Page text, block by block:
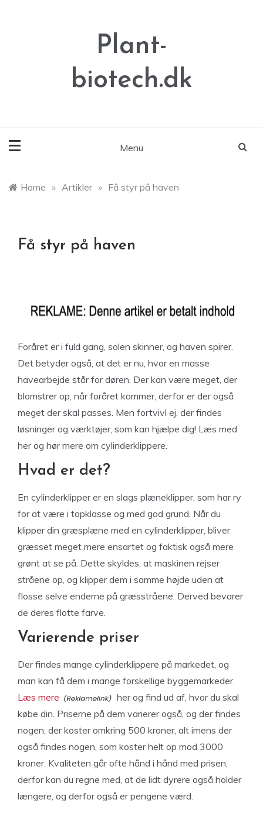
Plant-
biotech.dk
Menu
Home » Artikler » Få styr på haven
Få styr på haven
Foråret er i fuld gang, solen skinner, og haven spirer.
Det betyder også, at det er nu, hvor en masse
havearbejde står for døren. Der kan være meget, der
blomstrer op, når foråret kommer, derfor er der også
meget der skal passes. Men fortvivl ej, der findes
løsninger og værktøjer, som kan hjælpe dig! Læs med
her og hør mere om cylinderklippere.
Hvad er det?
En cylinderklipper er en slags plæneklipper, som har ry
for at være i topklasse og med god grund. Når du
klipper din græsplæne med en cylinderklipper, bliver
græsset meget mere ensartet og faktisk også mere
grønt at se på. Dette skyldes, at maskinen rejser
stråene op, og klipper dem i samme højde uden at
flosse selve enderne på græsstråene. Derved bevarer
de deres flotte farve.
Varierende priser
Der findes mange cylinderklippere på markedet, og
man kan få dem i mange forskellige byggemarkeder.
Læs mere
her og find ud af, hvor du skal
købe din. Priserne på dem varierer også, og der findes
nogen, der koster omkring 500 kroner, alt imens der
også findes nogen, som koster helt op mod 3000
kroner. Kvaliteten går ofte hånd i hånd med prisen,
derfor kan du regne med, at de lidt dyrere også holder
længere, og derfor også er pengene værd.